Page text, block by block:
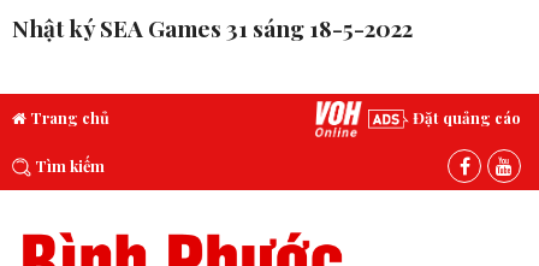
Nhật ký SEA Games 31 sáng 18-5-2022
Trang chủ Đặt quảng cáo
Tìm kiếm